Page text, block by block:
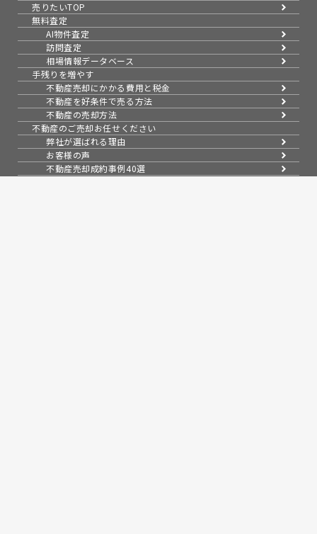
売りたいTOP
無料査定
AI物件査定
訪問査定
相場情報データベース
手残りを増やす
不動産売却にかかる費用と税金
不動産を好条件で売る方法
不動産の売却方法
不動産のご売却お任せください
弊社が選ばれる理由
お客様の声
不動産売却成約事例40選